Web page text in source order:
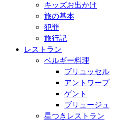
キッズお出かけ
旅の基本
犯罪
旅行記
レストラン
ベルギー料理
ブリュッセル
アントワープ
ゲント
ブリュージュ
星つきレストラン